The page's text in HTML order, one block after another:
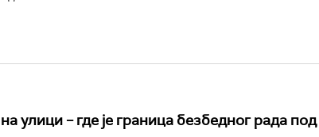
улици – где је граница безбедног рада под